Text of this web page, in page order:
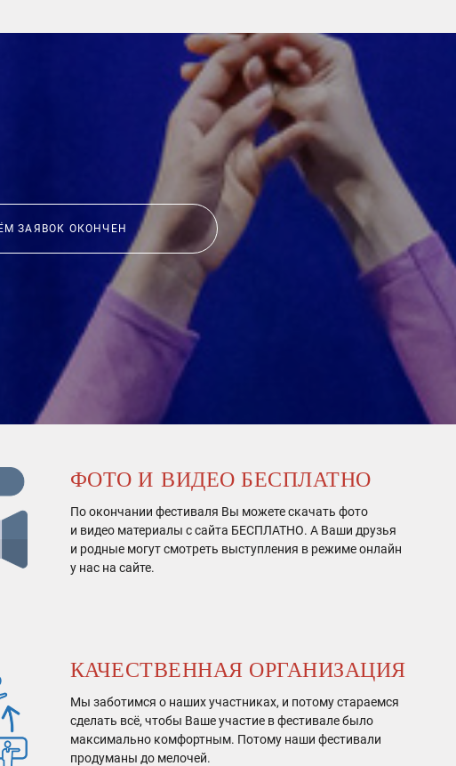
ЗАЯВОК ОКОНЧЕН
ФОТО И ВИДЕО БЕСПЛАТНО
По окончании фестиваля Вы можете скачать фото
и видео материалы с сайта БЕСПЛАТНО. А Ваши друзья
и родные могут смотреть выступления в режиме онлайн
у нас на сайте.
КАЧЕСТВЕННАЯ ОРГАНИЗАЦИЯ
Мы заботимся о наших участниках, и потому стараемся
сделать всё, чтобы Ваше участие в фестивале было
максимально комфортным. Потому наши фестивали
продуманы до мелочей.